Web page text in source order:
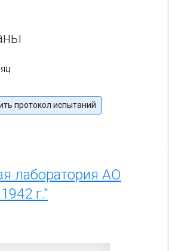
протокол испытаний
лаборатория АО
г."